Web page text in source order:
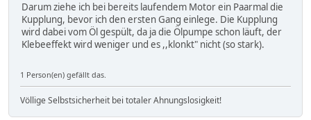
Darum ziehe ich bei bereits laufendem Motor ein Paarmal die
Kupplung, bevor ich den ersten Gang einlege. Die Kupplung
wird dabei vom Öl gespült, da ja die Ölpumpe schon läuft, der
Klebeeffekt wird weniger und es ,,klonkt" nicht (so stark).
1 Person(en) gefällt das.
Völlige Selbstsicherheit bei totaler Ahnungslosigkeit!